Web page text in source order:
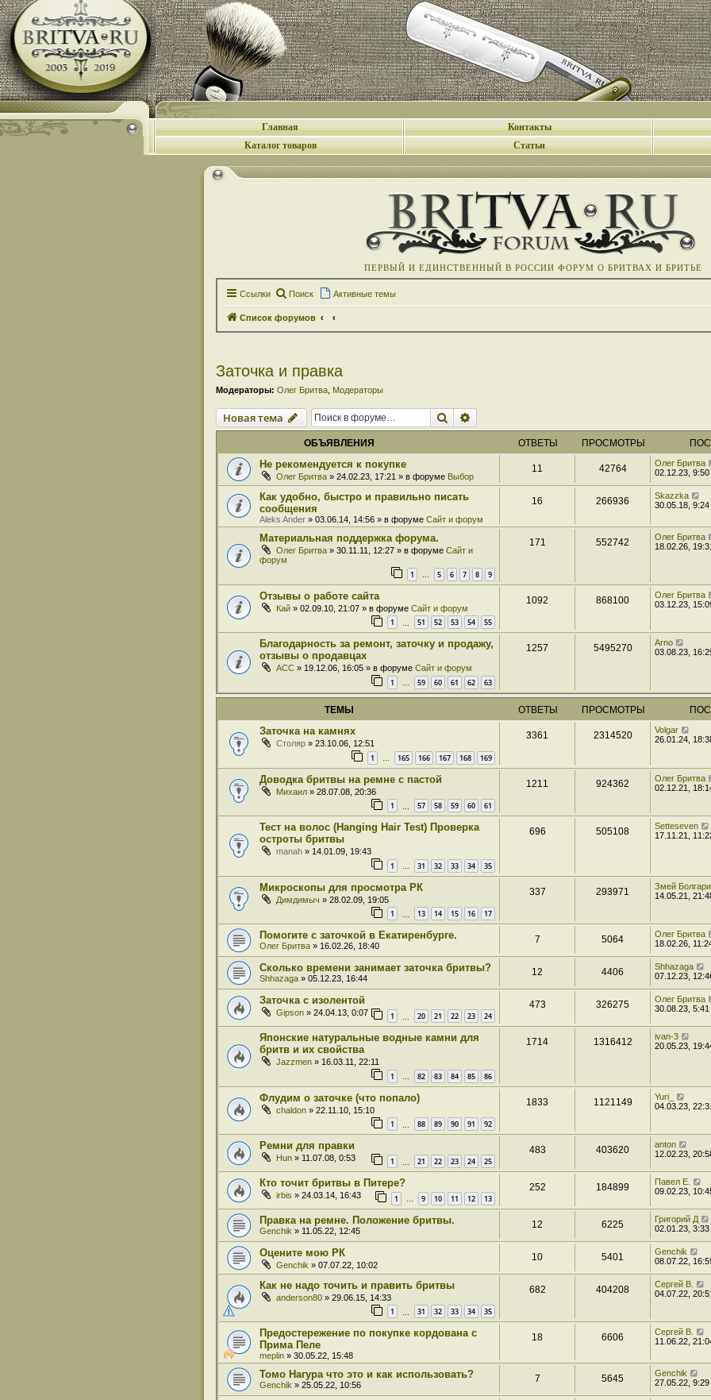
Главная Контакты
Каталог товаров
Статьи
ПЕРВЫЙ И ЕДИНСТВЕННЫЙ В РОССИИ ФОРУМ О БРИТВАХ И БРИТЬЕ
Ссылки Поиск Активные темы
Список форумов
Заточка и правка
Модераторы: Олег Бритва Модераторы
Новая тема Поиск
ОБЪЯВЛЕНИЯ ОТВЕТЫ ПРОСМОТРЫ
Не рекомендуется к покупке
Олег Бритва » 24.02.23, 17:21 » в форуме Выбор
11 42764
Олег Бритва
02.12.23, 9:50
Как удобно, быстро и правильно писать
сообщения
Aleks Ander » 03.06.14, 14:56 » в форуме Сайт и форум
16 266936
Skazzka
30.05.18, 9:24
Материальная поддержка форума.
Олег Бритва » 30.11.11, 12:27 » в форуме Сайт и
форум
1 … 5 6 7 8 9
171 552742
Олег Бритва
18.02.26,
Отзывы о работе сайта
Кай » 02.09.10, 21:07 » в форуме Сайт и форум
1 51 52 53 54 55
1092 868100
Олег Бритва
03.12.23,
Благодарность за ремонт, заточку и продажу,
отзывы о продавцах
ACC » 19.12.06, 16:05 » в форуме Сайт и форум
1 … 59 60 61 62 63
1257 5495270
Arno
03.08.23,
ТЕМЫ ОТВЕТЫ ПРОСМОТРЫ
Заточка на камнях
Столяр » 23.10.06, 12:51
1 … 165 166 167 168 169
3361 2314520
Volgar
26.01.24,
Доводка бритвы на ремне с пастой
Михаил » 28.07.08, 20:36
1 57 58 59 60 61
1211 924362
Олег Бритва
02.12.21,
Тест на волос (Hanging Hair Test) Проверка
остроты бритвы
manah » 14.01.09, 19:43
1 … 31 32 33 34 35
696 505108
Setteseven
17.11.21,
Микроскопы для просмотра РК
Димдимыч » 28.02.09, 19:05
1 13 14 15 16 17
337 293971
Змей
14.05.21,
Помогите с заточкой в Екатиренбурге.
Олег Бритва » 16.02.26, 18:40
7 5064
Олег Бритва
18.02.26,
Сколько времени занимает заточка бритвы?
Shhazaga » 05.12.23, 16:44
12 4406
Shhazaga
07.12.23,
Заточка с изолентой
Gipson » 24.04.13, 0:07 1 20 21 22 23 24
473 326275
Олег Бритва
30.08.23, 5:41
Японские натуральные водные камни для
бритв и их свойства
Jazzmen » 16.03.11, 22:11
1 … 82 83 84 85 86
1714 1316412
ivan-3
20.05.23,
Флудим о заточке (что попало)
chaldon » 22.11.10, 15:10
1 88 89 90 91 92
1833 1121149
Yuri_
04.03.23,
Ремни для правки
Hun » 11.07.08, 0:53 1 21 22 23 24 25
483 403620
anton
12.02.23,
Кто точит бритвы в Питере?
irbis » 24.03.14, 16:43 1 … 9 10 11 12 13
252 184899
Павел Е.
09.02.23,
Правка на ремне. Положение бритвы.
Genchik » 11.05.22, 12:45
12 6225
Григорий Д
02.01.23, 3:33
Оцените мою РК
Genchik » 07.07.22, 10:02
10 5401
Genchik
08.07.22,
Как не надо точить и править бритвы
anderson80 » 29.06.15, 14:33
1 31 32 33 34 35
682 404208
Сергей В.
04.07.22,
Предостережение по покупке кордована с
Прима Пеле
meplin » 30.05.22, 15:48
18 6606
Сергей В.
11.06.22,
Томо Нагура что это и как использовать?
Genchik » 25.05.22, 10:56
7 5645
Genchik
27.05.22, 9:29